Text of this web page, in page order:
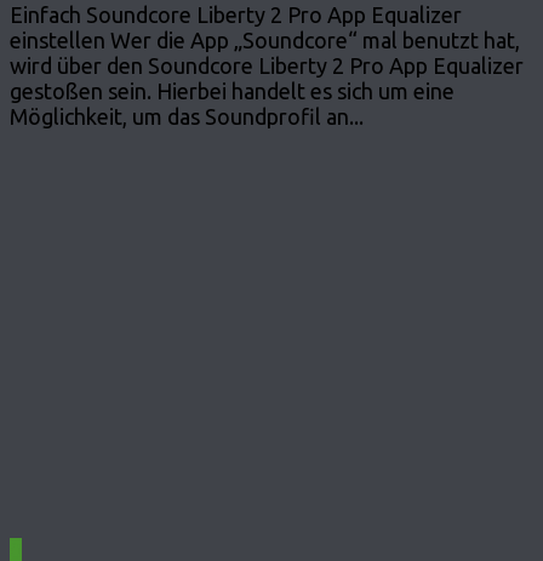
Einfach Soundcore Liberty 2 Pro App Equalizer
einstellen Wer die App „Soundcore“ mal benutzt hat,
wird über den Soundcore Liberty 2 Pro App Equalizer
gestoßen sein. Hierbei handelt es sich um eine
Möglichkeit, um das Soundprofil an...